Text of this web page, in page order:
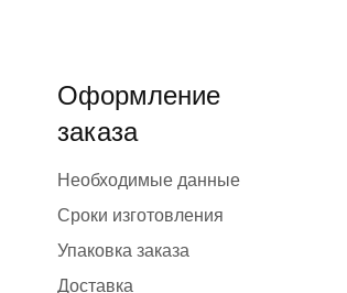
Оформление
заказа
Необходимые данные
Сроки изготовления
Упаковка заказа
Доставка